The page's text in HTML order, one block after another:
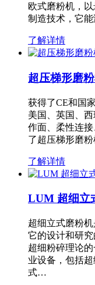
欧式磨粉机，
制造技术，它
了解详情
超压梯形磨
获得了CE和国
美国、英国、
作面、柔性连
了超压梯形磨
了解详情
LUM 超细立
超细立式磨粉
它的设计和研
超细粉碎理论
业设备，包括
式…